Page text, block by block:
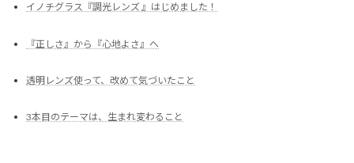
イノチグラス『調光レンズ 』はじめました！
『正しさ』から『心地よさ』へ
透明レンズ使って、改めて気づいたこと
3本目のテーマは、生まれ変わること